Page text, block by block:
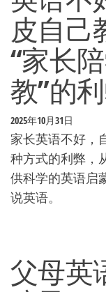
皮自己
“家长
教”的
2025年10月31日
家长英语不好，
种方式的利弊，
供科学的英语启
说英语。
父母英